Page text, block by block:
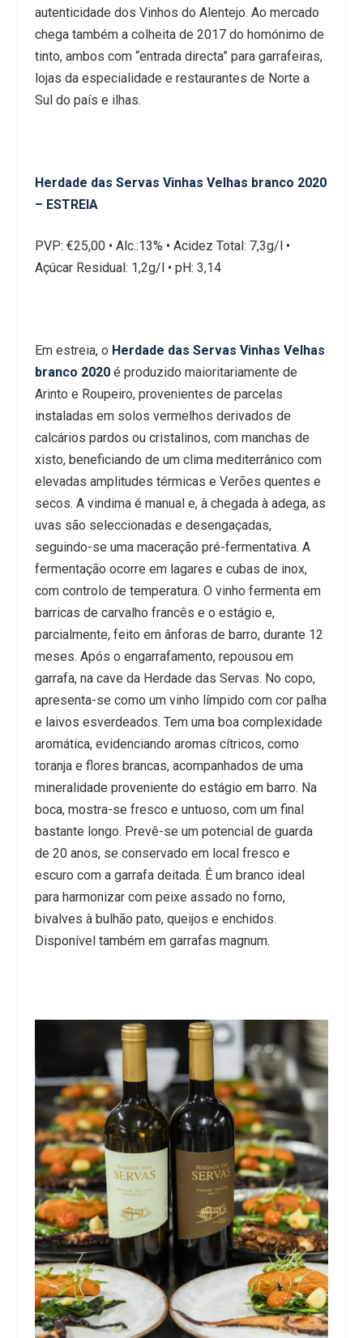
autenticidade dos Vinhos do Alentejo. Ao mercado
chega também a colheita de 2017 do homónimo de
tinto, ambos com “entrada directa” para garrafeiras,
lojas da especialidade e restaurantes de Norte a
Sul do país e ilhas.
Herdade das Servas Vinhas Velhas branco 2020
– ESTREIA
PVP: €25,00 • Alc.:13% • Acidez Total: 7,3g/l •
Açúcar Residual: 1,2g/l • pH: 3,14
Em estreia, o Herdade das Servas Vinhas Velhas
branco 2020é produzido maioritariamente de
Arinto e Roupeiro, provenientes de parcelas
instaladas em solos vermelhos derivados de
calcários pardos ou cristalinos, com manchas de
xisto, beneficiando de um clima mediterrânico com
elevadas amplitudes térmicas e Verões quentes e
secos. A vindima é manual e, à chegada à adega, as
uvas são seleccionadas e desengaçadas,
seguindo-se uma maceração pré-fermentativa. A
fermentação ocorre em lagares e cubas de inox,
com controlo de temperatura. O vinho fermenta em
barricas de carvalho francês e o estágio e,
parcialmente, feito em ânforas de barro, durante 12
meses. Após o engarrafamento, repousou em
garrafa, na cave da Herdade das Servas. No copo,
apresenta-se como um vinho límpido com cor palha
e laivos esverdeados. Tem uma boa complexidade
aromática, evidenciando aromas cítricos, como
toranja e flores brancas, acompanhados de uma
mineralidade proveniente do estágio em barro. Na
boca, mostra-se fresco e untuoso, com um final
bastante longo. Prevê-se um potencial de guarda
de 20 anos, se conservado em local fresco e
escuro com a garrafa deitada. É um branco ideal
para harmonizar com peixe assado no forno,
bivalves à bulhão pato, queijos e enchidos.
Disponível também em garrafas magnum.